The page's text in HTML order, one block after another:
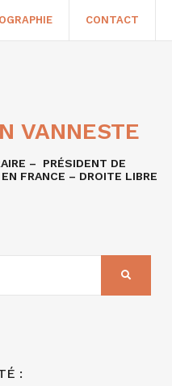
CONTACT
VANNESTE
– PRÉSIDENT DE
FRANCE – DROITE LIBRE
: